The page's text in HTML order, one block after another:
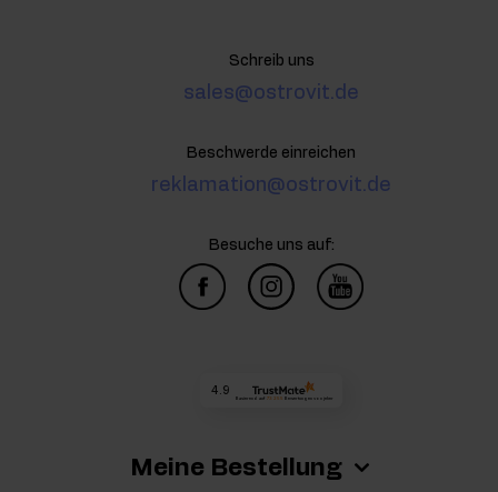
Meine Bestellung
Schreib uns
sales@ostrovit.de
Beschwerde einreichen
reklamation@ostrovit.de
Besuche uns auf:
4.9
Basierend auf 73 255 Bewertungenvon jeher